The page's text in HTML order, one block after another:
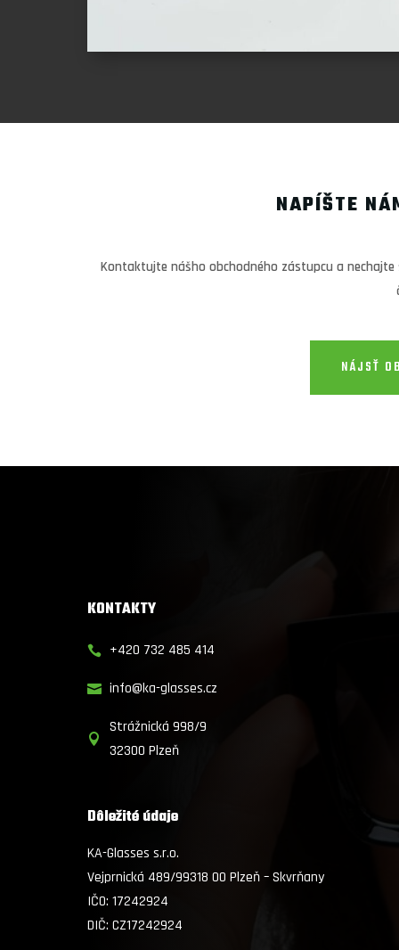
NAPÍŠTE
Kontaktujte nášho obchodného zástupcu a
NÁJSŤ
KONTAKTY
 +420 732 485 414
 info@ka-glasses.cz

Strážnická 998/9
32300 Plzeň
Dôležité údaje
KA-Glasses s.r.o.
Vejprnická 489/99318 00 Plzeň – Skvrňany
IČO: 17242924
DIČ: CZ17242924